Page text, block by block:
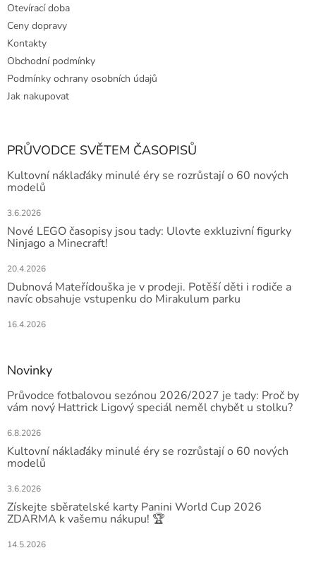
Otevírací doba
Ceny dopravy
Kontakty
Obchodní podmínky
Podmínky ochrany osobních údajů
Jak nakupovat
PRŮVODCE SVĚTEM ČASOPISŮ
Kultovní náklaďáky minulé éry se rozrůstají o 60 nových
modelů
3.6.2026
Nové LEGO časopisy jsou tady: Ulovte exkluzivní figurky
Ninjago a Minecraft!
20.4.2026
Dubnová Mateřídouška je v prodeji. Potěší děti i rodiče a
navíc obsahuje vstupenku do Mirakulum parku
16.4.2026
Novinky
Průvodce fotbalovou sezónou 2026/2027 je tady: Proč by
vám nový Hattrick Ligový speciál neměl chybět u stolku?
6.8.2026
Kultovní náklaďáky minulé éry se rozrůstají o 60 nových
modelů
3.6.2026
Získejte sběratelské karty Panini World Cup 2026
ZDARMA k vašemu nákupu! 🏆
14.5.2026